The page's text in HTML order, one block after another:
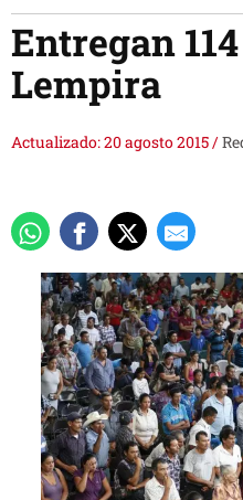
Entregan
Lempira
Actualizado: 20 agosto 2015/